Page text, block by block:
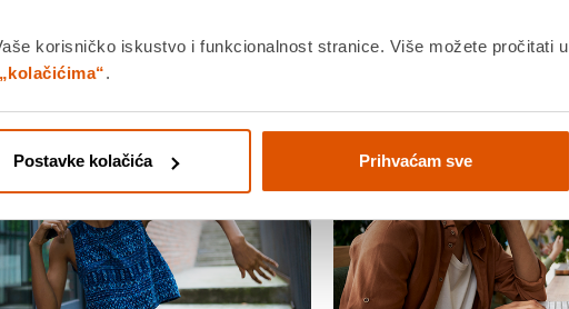
korisničko iskustvo i funkcionalnost stranice. Više možete pročitati u
.
Postavke kolačića Prihvaćam sve